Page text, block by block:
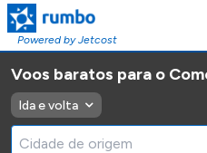
Powered by Jetcost
Voos baratos para o
Ida e volta